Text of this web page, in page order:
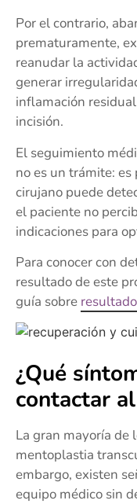
Por el contrario,
prematuramente,
reanudar la
generar
inflamación
incisión.
El seguimiento
no es un trámite:
cirujano puede
el paciente no
indicaciones para
Para conocer con
resultado de este
guía sobre
¿Qué
contactar
La gran mayoría de
mentoplastia
embargo, existen
equipo médico sin